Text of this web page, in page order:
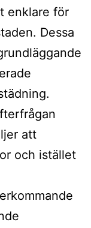
enklare för
Dessa
att
och istället